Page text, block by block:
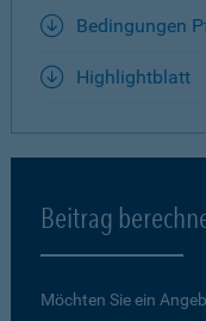
Bedingungen
Highlightblatt
Beitrag
Möchten Sie ein